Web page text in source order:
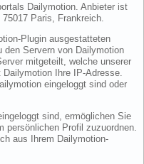
Dailymotion. Anbieter ist
Paris, Frankreich.
Plugin ausgestatteten
den Servern von Dailymotion
mitgeteilt, welche unserer
Ihre IP-Adresse.
eingeloggt sind oder
sind, ermöglichen Sie
persönlichen Profil zuzuordnen.
aus Ihrem Dailymotion-